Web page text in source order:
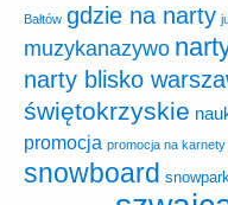
Bałtów gdzie na narty
muzykanazywo
narty blisko
świętokrzyskie
promocja promocja na karnety
snowboard snowpark